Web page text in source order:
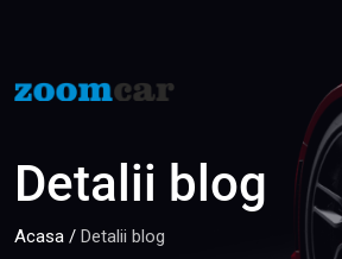
Detalii blog
Acasa / Detalii blog